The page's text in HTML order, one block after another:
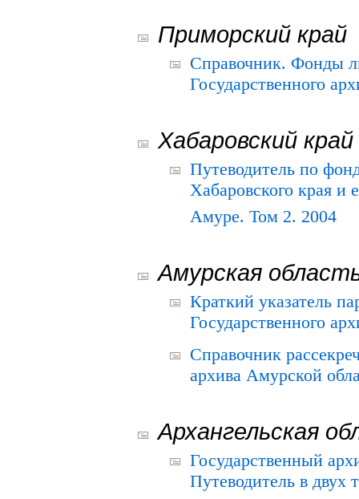
Приморский край
Справочник. Фонды
Государственного
Хабаровский край
Путеводитель по
Хабаровского края и
Амуре. Том 2. 2004
Амурская
Краткий указатель
Государственного
Справочник
архива Амурской
Архангельская
Государственный
Путеводитель в двух